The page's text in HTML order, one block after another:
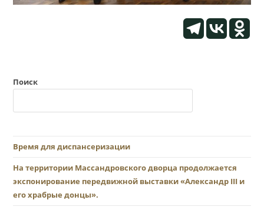
Поиск
Время для диспансеризации
На территории Массандровского дворца продолжается
экспонирование передвижной выставки «Александр III и
его храбрые донцы».